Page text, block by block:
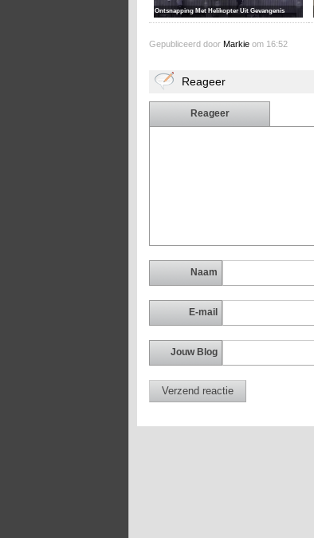
Ontsnapping Met Helikopter Uit Gevangenis
Gepubliceerd door Markie om 16:52
Reageer
Reageer
Naam
E-mail
Jouw Blog